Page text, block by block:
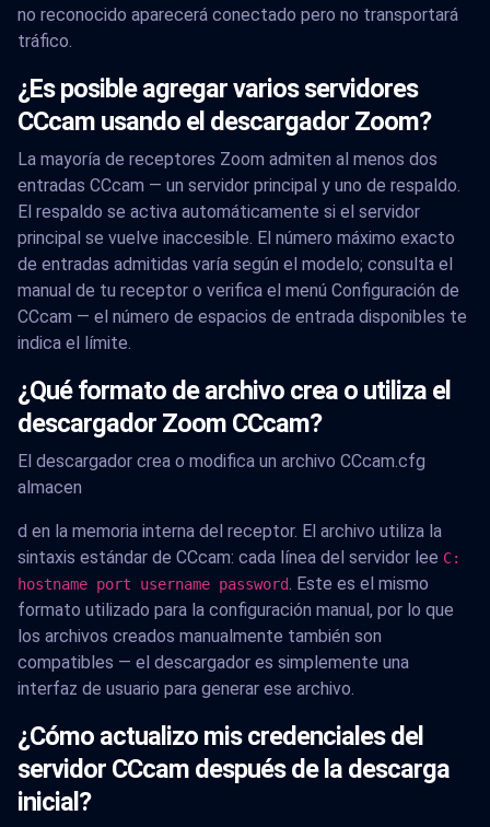
no reconocido aparecerá conectado pero no transportará
tráfico.
¿Es posible agregar varios servidores
CCcam usando el descargador Zoom?
La mayoría de receptores Zoom admiten al menos dos
entradas CCcam — un servidor principal y uno de respaldo.
El respaldo se activa automáticamente si el servidor
principal se vuelve inaccesible. El número máximo exacto
de entradas admitidas varía según el modelo; consulta el
manual de tu receptor o verifica el menú Configuración de
CCcam — el número de espacios de entrada disponibles te
indica el límite.
¿Qué formato de archivo crea o utiliza el
descargador Zoom CCcam?
El descargador crea o modifica un archivo CCcam.cfg
almacen
d en la memoria interna del receptor. El archivo utiliza la
sintaxis estándar de CCcam: cada línea del servidor lee C:
hostname port username password
. Este es el mismo
formato utilizado para la configuración manual, por lo que
los archivos creados manualmente también son
compatibles — el descargador es simplemente una
interfaz de usuario para generar ese archivo.
¿Cómo actualizo mis credenciales del
servidor CCcam después de la descarga
inicial?